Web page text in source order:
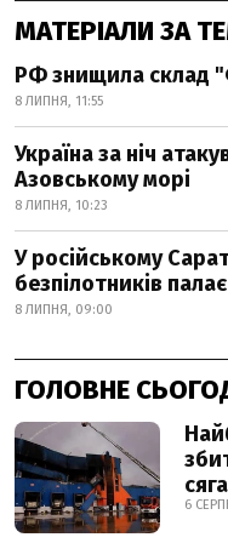
МАТЕРІАЛИ ЗА
РФ знищила склад
8 ЛИПНЯ, 11:55
Україна за ніч
Азовському морі
8 ЛИПНЯ, 10:23
У російському
безпілотників
8 ЛИПНЯ, 09:00
ГОЛОВНЕ
6